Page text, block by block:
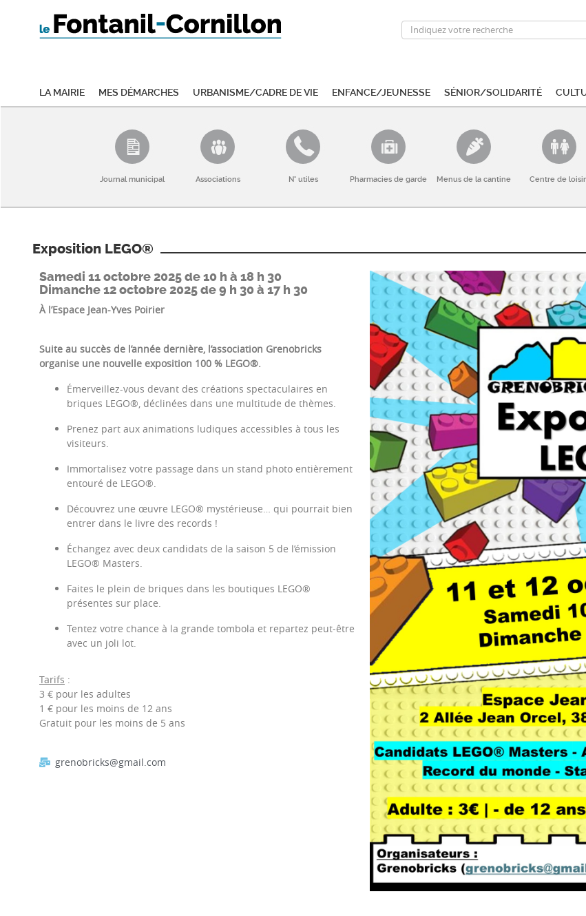
La mairie Mes démarches Urbanisme/Cadre de vie Enfance/Jeunesse Sénior/Solidarité
Journal municipal Associations N° utiles Pharmacies de garde Menus de la cantine Centre de
Exposition LEGO®
Samedi 11 octobre 2025 de 10 h à 18 h 30
Dimanche 12 octobre 2025 de 9 h 30 à 17 h 30
À l’Espace Jean-Yves Poirier
Suite au succès de l’année dernière, l’association Grenobricks
organise une nouvelle exposition 100 % LEGO®.
Émerveillez-vous devant des créations spectaculaires en
briques LEGO®, déclinées dans une multitude de thèmes.
Prenez part aux animations ludiques accessibles à tous les
visiteurs.
Immortalisez votre passage dans un stand photo entièrement
entouré de LEGO®.
Découvrez une œuvre LEGO® mystérieuse… qui pourrait bien
entrer dans le livre des records !
Échangez avec deux candidats de la saison 5 de l’émission
LEGO® Masters.
Faites le plein de briques dans les boutiques LEGO®
présentes sur place.
Tentez votre chance à la grande tombola et repartez peut-être
avec un joli lot.
Tarifs :
3 € pour les adultes
1 € pour les moins de 12 ans
Gratuit pour les moins de 5 ans
grenobricks@gmail.com